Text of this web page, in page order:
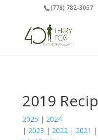
(778) 782-3057
2019
2025 | 2024
| 2023 | 2022| 2021 |